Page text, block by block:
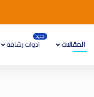
المقالات
جديد
ادوات رشاقة